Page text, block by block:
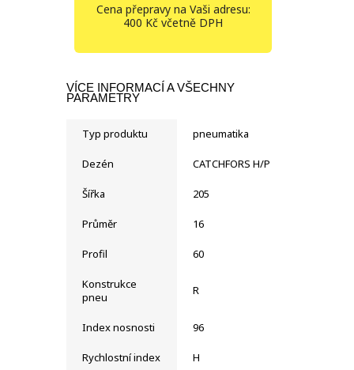
Cena přepravy na Vaši adresu:
400 Kč včetně DPH
VÍCE INFORMACÍ A VŠECHNY
PARAMETRY
Typ produktu pneumatika
Dezén CATCHFORS H/P
Šířka 205
Průměr 16
Profil 60
Konstrukce
pneu
R
Index nosnosti 96
Rychlostní index H